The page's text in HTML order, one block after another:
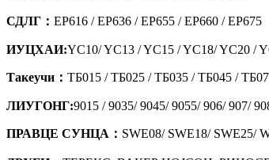
СДЛГ： ЕР616 / ЕР636 / ЕР655 / ЕР660 / ЕР675
ИУЦХАИ:YC10/ YC13 / YC15 / YC18/ YC20 /
Такеучи： ТБ015 / ТБ025 / ТБ035 / ТБ045 /
ЛИУГОНГ:9015 / 9035/ 9045/ 9055/ 906/ 907/
ПРАВЦЕ СУНЦА： SWE08/ SWE18/ SWE25/